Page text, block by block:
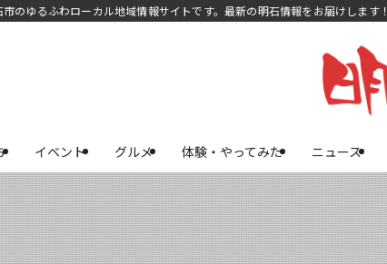
のゆるふわローカル地域情報サイトです。最新の明石情報をお届けします！
イベント グルメ 体験・やってみた ニュース